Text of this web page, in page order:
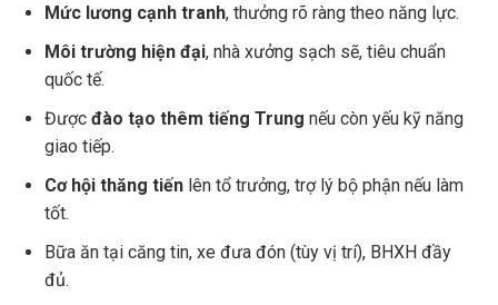
Mức lương cạnh tranh, thưởng rõ ràng theo năng lực.
Môi trường hiện đại, nhà xưởng sạch sẽ, tiêu chuẩn
quốc tế.
Được đào tạo thêm tiếng Trung nếu còn yếu kỹ năng
giao tiếp.
Cơ hội thăng tiến lên tổ trưởng, trợ lý bộ phận nếu làm
tốt.
Bữa ăn tại căng tin, xe đưa đón (tùy vị trí), BHXH đầy
đủ.